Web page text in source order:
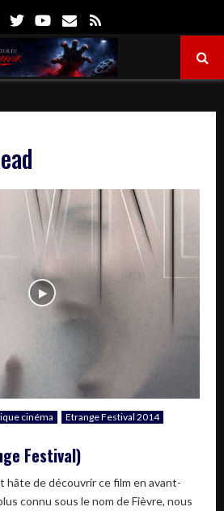
FacebookTwitterYoutube
Email
cinéma
Etrange Festival 2014
Festival)
hâte de découvrir ce film en avant-
connu sous le nom de Fièvre, nous